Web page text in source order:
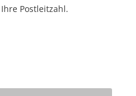
Postleitzahl.